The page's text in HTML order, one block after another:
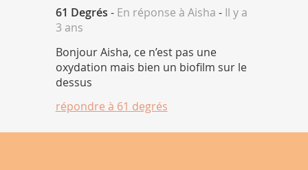
61 Degrés - En réponse à Aisha - Il y a
3 ans
Bonjour Aisha, ce n’est pas une
oxydation mais bien un biofilm sur le
dessus
répondre à 61 degrés